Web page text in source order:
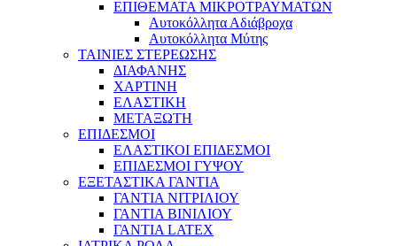
ΕΠΙΘΕΜΑΤΑ ΜΙΚΡΟΤΡΑΥΜΑΤΩΝ
Αυτοκόλλητα Αδιάβροχα
Αυτοκόλλητα Μύτης
ΤΑΙΝΙΕΣ ΣΤΕΡΕΩΣΗΣ
ΔΙΑΦΑΝΗΣ
ΧΑΡΤΙΝΗ
ΕΛΑΣΤΙΚΗ
ΜΕΤΑΞΩΤΗ
ΕΠΙΔΕΣΜΟΙ
ΕΛΑΣΤΙΚΟΙ ΕΠΙΔΕΣΜΟΙ
ΕΠΙΔΕΣΜΟΙ ΓΥΨΟΥ
ΕΞΕΤΑΣΤΙΚΑ ΓΑΝΤΙΑ
ΓΑΝΤΙΑ ΝΙΤΡΙΛΙΟΥ
ΓΑΝΤΙΑ ΒΙΝΙΛΙΟΥ
ΓΑΝΤΙΑ LATEX